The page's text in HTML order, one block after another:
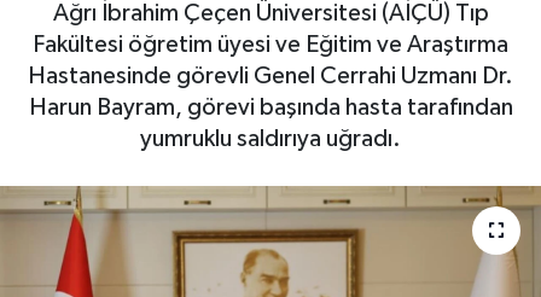
Ağrı İbrahim Çeçen Üniversitesi (AİÇÜ) Tıp
Fakültesi öğretim üyesi ve Eğitim ve Araştırma
Hastanesinde görevli Genel Cerrahi Uzmanı Dr.
Harun Bayram, görevi başında hasta tarafından
yumruklu saldırıya uğradı.